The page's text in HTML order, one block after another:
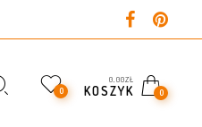
0
0,00ZŁ
KOSZYK 0